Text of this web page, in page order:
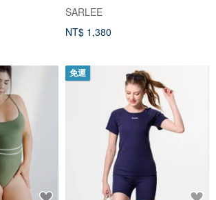
SARLEE
NT$ 1,380
免運